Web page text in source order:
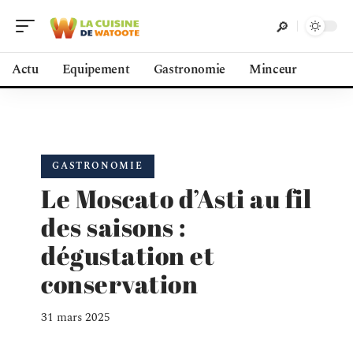
Actu Equipement Gastronomie Minceur
GASTRONOMIE
Le Moscato d’Asti au fil
des saisons :
dégustation et
conservation
31 mars 2025